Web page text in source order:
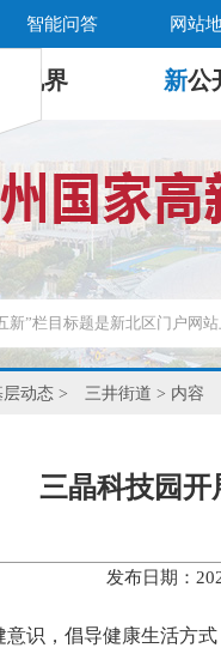
智能问答 网站
视界 新公
层动态 > 三井街道 > 内容
三晶科技园开
发布日期：
识，倡导健康生活方